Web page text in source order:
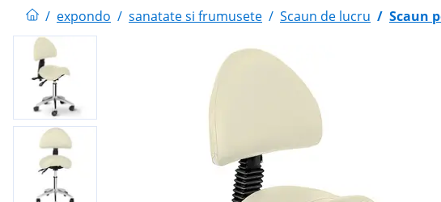
/ expondo / sanatate si frumusete / Scaun de lucru / Scaun